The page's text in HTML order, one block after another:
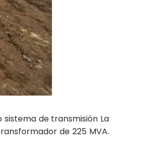
sistema de transmisión La
de 225 MVA.